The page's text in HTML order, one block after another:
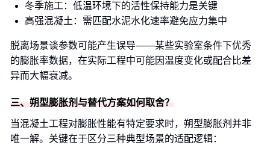
冬季施工：低温环境下的活性保持能力是关键
高强混凝土：需匹配水泥水化速率避免应力集中
脱离场景谈参数可能产生误导——某些实验室条件下优秀
的膨胀率数据，在实际工程中可能因温度变化或配合比差
异而大幅衰减。
三、朔型膨胀剂与替代方案如何取舍？
当混凝土工程对膨胀性能有特定要求时，朔型膨胀剂并非
唯一解。关键在于区分三种典型场景的适配逻辑：